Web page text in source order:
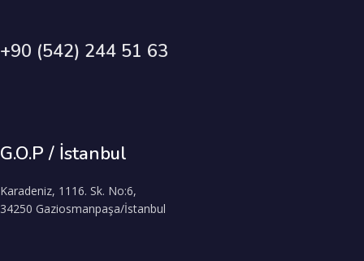
+90 (542) 244 51 63
G.O.P / İstanbul
Karadeniz, 1116. Sk. No:6,
34250 Gaziosmanpaşa/İstanbul